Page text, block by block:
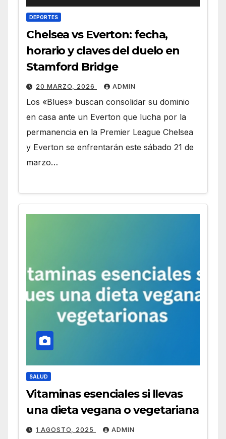
DEPORTES
Chelsea vs Everton: fecha,
horario y claves del duelo en
Stamford Bridge
20 MARZO, 2026 ADMIN
Los «Blues» buscan consolidar su dominio
en casa ante un Everton que lucha por la
permanencia en la Premier League Chelsea
y Everton se enfrentarán este sábado 21 de
marzo…
SALUD
Vitaminas esenciales si llevas
una dieta vegana o vegetariana
1 AGOSTO, 2025 ADMIN